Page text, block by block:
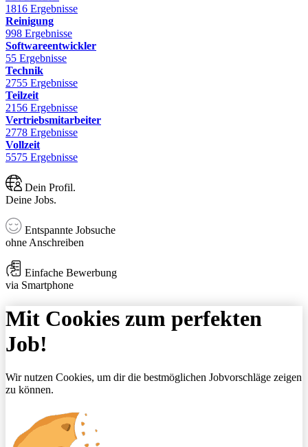
1816 Ergebnisse
Reinigung
998 Ergebnisse
Softwareentwickler
55 Ergebnisse
Technik
2755 Ergebnisse
Teilzeit
2156 Ergebnisse
Vertriebsmitarbeiter
2778 Ergebnisse
Vollzeit
5575 Ergebnisse
Dein Profil.
Deine Jobs.
Entspannte Jobsuche
ohne Anschreiben
Einfache Bewerbung
via Smartphone
Mit Cookies zum perfekten
Job!
Wir nutzen Cookies, um dir die bestmöglichen Jobvorschläge zeigen
zu können.